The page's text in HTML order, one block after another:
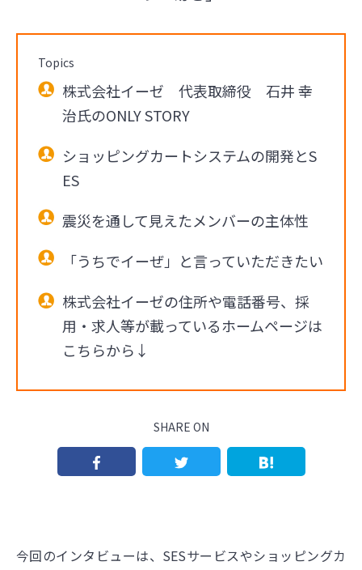
Topics
株式会社イーゼ 代表取締役 石井 幸
治氏のONLY STORY
ショッピングカートシステムの開発とS
ES
震災を通して見えたメンバーの主体性
「うちでイーぜ」と言っていただきたい
株式会社イーゼの住所や電話番号、採
用・求人等が載っているホームページは
こちらから↓
SHARE ON
今回のインタビューは、SESサービスやショッピングカ